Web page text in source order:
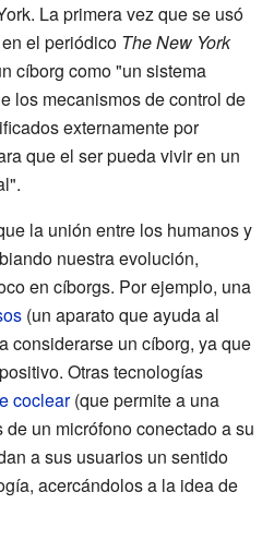
La primera vez que se usó
el periódico The New York
cíborg como "un sistema
los mecanismos de control de
externamente por
que el ser pueda vivir en un
la unión entre los humanos y
nuestra evolución,
en cíborgs. Por ejemplo, una
(un aparato que ayuda al
considerarse un cíborg, ya que
Otras tecnologías
coclear(que permite a una
un micrófono conectado a su
a sus usuarios un sentido
acercándolos a la idea de